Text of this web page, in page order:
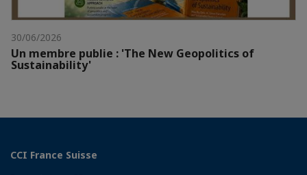
30/06/2026
Un membre publie : 'The New Geopolitics of
Sustainability'
CCI France Suisse